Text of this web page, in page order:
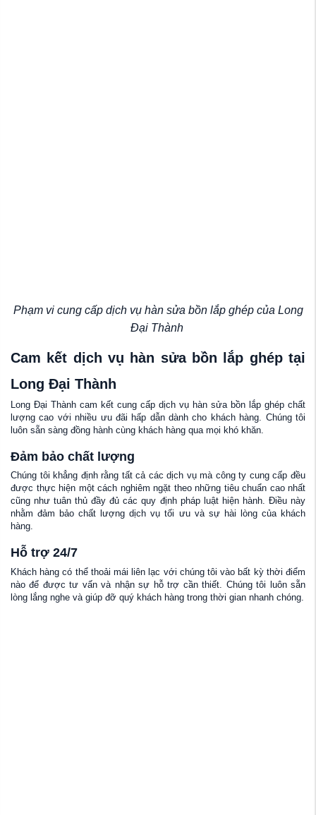
Phạm vi cung cấp dịch vụ hàn sửa bồn lắp ghép của Long
Đại Thành
Cam kết dịch vụ hàn sửa bồn lắp ghép tại
Long Đại Thành
Long Đại Thành cam kết cung cấp dịch vụ hàn sửa bồn lắp ghép chất
lượng cao với nhiều ưu đãi hấp dẫn dành cho khách hàng. Chúng tôi
luôn sẵn sàng đồng hành cùng khách hàng qua mọi khó khăn.
Đảm bảo chất lượng
Chúng tôi khẳng định rằng tất cả các dịch vụ mà công ty cung cấp đều
được thực hiện một cách nghiêm ngặt theo những tiêu chuẩn cao nhất
cũng như tuân thủ đầy đủ các quy định pháp luật hiện hành. Điều này
nhằm đảm bảo chất lượng dịch vụ tối ưu và sự hài lòng của khách
hàng.
Hỗ trợ 24/7
Khách hàng có thể thoải mái liên lạc với chúng tôi vào bất kỳ thời điểm
nào để được tư vấn và nhận sự hỗ trợ cần thiết. Chúng tôi luôn sẵn
lòng lắng nghe và giúp đỡ quý khách hàng trong thời gian nhanh chóng.